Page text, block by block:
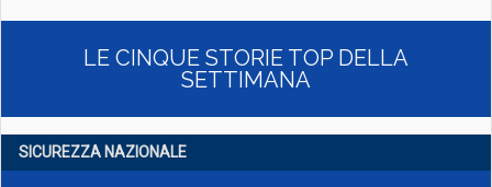
LE CINQUE STORIE TOP DELLA
SETTIMANA
SICUREZZA NAZIONALE